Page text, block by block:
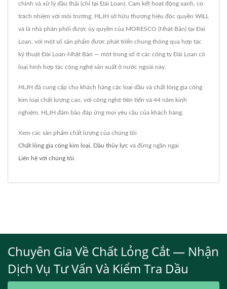
chỉnh và xử lý dầu thải (chỉ tại Đài Loan). Cam kết hoạt động xanh, có
trách nhiệm với môi trường, HLJH sở hữu thương hiệu độc quyền WILL
và là nhà phân phối được ủy quyền của MORESCO (Nhật Bản) tại Đài
Loan, với một số sản phẩm được phát triển chung thông qua hợp tác
kỹ thuật Đài Loan-Nhật Bản — một trong số ít các công ty Đài Loan có
loại hình hợp tác công nghệ sản xuất ở nước ngoài này.
HLJH đã cung cấp cho khách hàng các loại dầu và chất lỏng gia công
kim loại chất lượng cao, với công nghệ tiên tiến và 44 năm kinh
nghiệm, HLJH đảm bảo đáp ứng mọi yêu cầu của khách hàng.
Xem các sản phẩm chất lượng của chúng tôi
Chất lỏng gia công kim loại Dầu thủy lực và đừng ngần ngại
Liên hệ với chúng tôi
Chuyên Gia Về Chất Lỏng Cắt — Nhận
Dịch Vụ Tư Vấn Và Kiểm Tra Dầu